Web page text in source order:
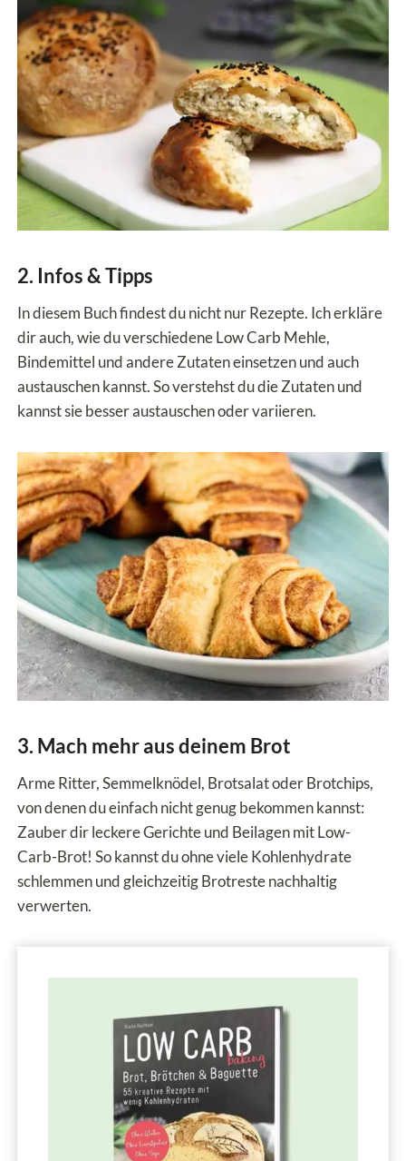
2. Infos & Tipps
In diesem Buch findest du nicht nur Rezepte. Ich erkläre
dir auch, wie du verschiedene Low Carb Mehle,
Bindemittel und andere Zutaten einsetzen und auch
austauschen kannst. So verstehst du die Zutaten und
kannst sie besser austauschen oder variieren.
3. Mach mehr aus deinem Brot
Arme Ritter, Semmelknödel, Brotsalat oder Brotchips,
von denen du einfach nicht genug bekommen kannst:
Zauber dir leckere Gerichte und Beilagen mit Low-
Carb-Brot! So kannst du ohne viele Kohlenhydrate
schlemmen und gleichzeitig Brotreste nachhaltig
verwerten.